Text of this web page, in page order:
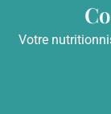
Votre